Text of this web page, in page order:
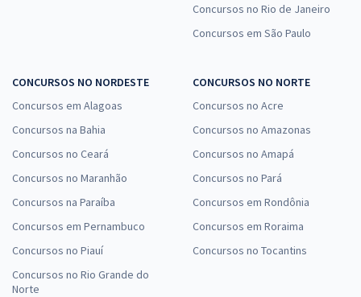
Concursos no Rio de Janeiro
Concursos em São Paulo
CONCURSOS NO NORDESTE
Concursos em Alagoas
Concursos na Bahia
Concursos no Ceará
Concursos no Maranhão
Concursos na Paraíba
Concursos em Pernambuco
Concursos no Piauí
Concursos no Rio Grande do
Norte
CONCURSOS NO NORTE
Concursos no Acre
Concursos no Amazonas
Concursos no Amapá
Concursos no Pará
Concursos em Rondônia
Concursos em Roraima
Concursos no Tocantins